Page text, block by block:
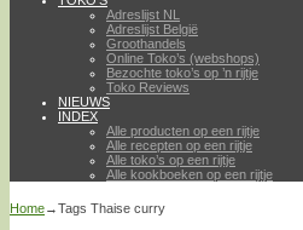
Adreslijst NL
Adreslijst België
Groothandels
Online Toko’s (webshops)
Bezochte toko’s op ’n rijtje
Toko Reviews
NIEUWS
INDEX
Alle producten op een rijtje
Alle recepten op een rijtje
Alle toko’s op een rijtje
Alle kookboeken op een rijtje
Home→Tags Thaise curry